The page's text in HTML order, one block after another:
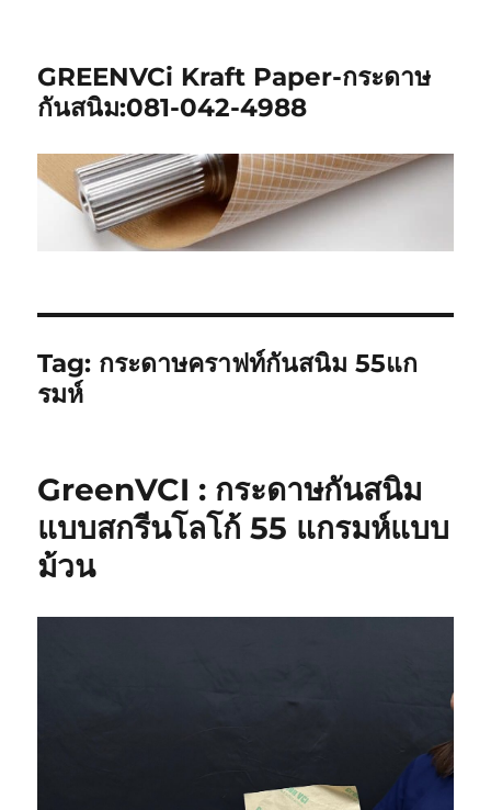
GREENVCi Kraft Paper-กระดาษ
กันสนิม:081-042-4988
Tag: กระดาษคราฟท์กันสนิม 55แก
รมห์
GreenVCI : กระดาษกันสนิม
แบบสกรีนโลโก้ 55 แกรมห์แบบ
ม้วน